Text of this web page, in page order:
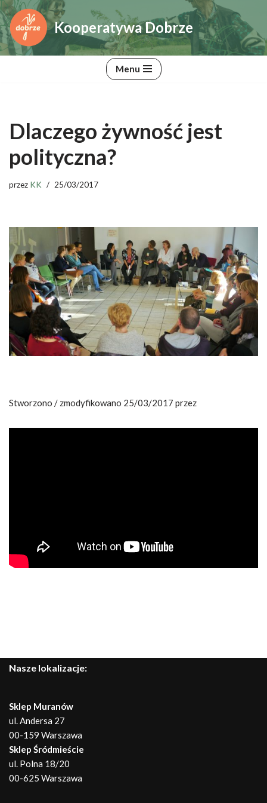
Przejdź
do
Kooperatywa Dobrze
Menu
Dlaczego żywność jest
polityczna?
przez KK 25/03/2017
Stworzono / zmodyfikowano 25/03/2017 przez
Nasze lokalizacje:
Sklep Muranów
ul. Andersa 27
00-159 Warszawa
Sklep Śródmieście
ul. Polna 18/20
00-625 Warszawa